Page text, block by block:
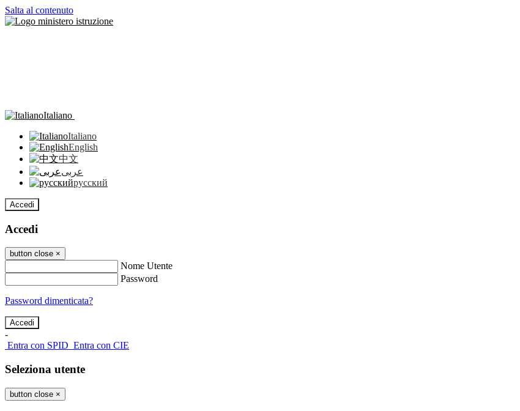
Salta al contenuto
Italiano
Italiano
English
中文
عربى
русский
Accedi
Accedi
button close ×
Nome Utente
Password
Password dimenticata?
-
Entra con SPID Entra con CIE
Seleziona utente
button close ×